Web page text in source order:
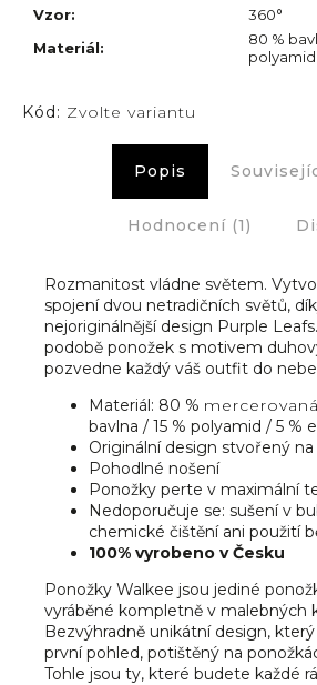
Vzor:
360°
Materiál:
80 %
polyamid
Kód: Zvolte variantu
Popis
Hodnocení (1)
Rozmanitost vládne světem.
spojení dvou netradičních světů,
nejoriginálnější design Purple
podobě ponožek s motivem
pozvedne každý váš outfit do
Materiál: 80 % mercerovaná
bavlna / 15 % polyamid / 5 %
Originální design stvořený
Pohodlné nošení
Ponožky perte v maximální
Nedoporučuje se: sušení v
chemické čištění ani použití
100% vyrobeno v Česku
Ponožky Walkee jsou jediné
vyráběné kompletně v malebných
Bezvýhradně unikátní design,
první pohled, potištěný na
Tohle jsou ty, které budete každé